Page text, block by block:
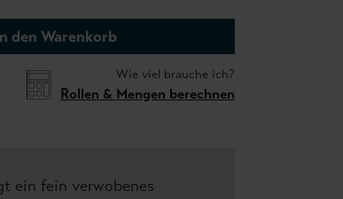
den Warenkorb
Wie viel brauche ich?
Rollen & Mengen berechnen
ein fein verwobenes